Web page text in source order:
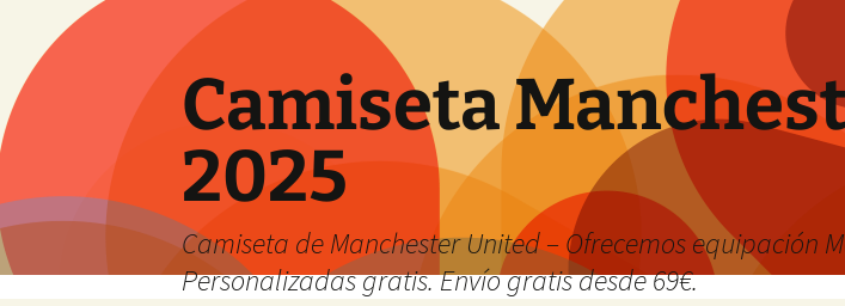
Camiseta
2025
Camiseta de Manchester United – Ofrecemos equipación
Personalizadas gratis. Envío gratis desde 69€.